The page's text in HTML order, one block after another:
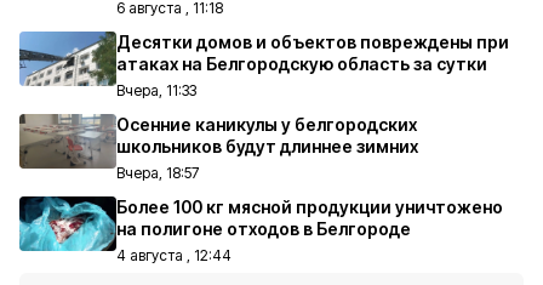
6 августа , 11:18
Десятки домов и объектов повреждены при
атаках на Белгородскую область за сутки
Вчера, 11:33
Осенние каникулы у белгородских
школьников будут длиннее зимних
Вчера, 18:57
Более 100 кг мясной продукции уничтожено
на полигоне отходов в Белгороде
4 августа , 12:44